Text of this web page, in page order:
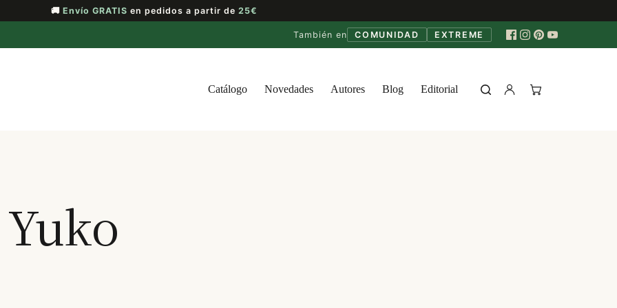
🚚Envío GRATIS en pedidos a partir de 25€
También en COMUNIDAD EXTREME
Catálogo
Novedades Autores Blog Editorial